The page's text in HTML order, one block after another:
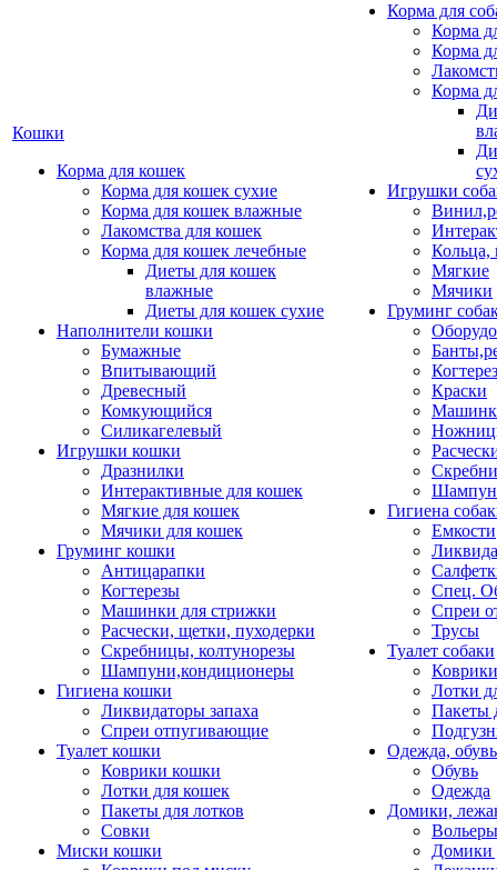
Кошки
Корма для кошек
Корма для кошек сухие
Корма для кошек влажные
Лакомства для кошек
Корма для кошек лечебные
Диеты для кошек
влажные
Диеты для кошек сухие
Наполнители кошки
Бумажные
Впитывающий
Древесный
Комкующийся
Силикагелевый
Игрушки кошки
Дразнилки
Интерактивные для кошек
Мягкие для кошек
Мячики для кошек
Груминг кошки
Антицарапки
Когтерезы
Машинки для стрижки
Расчески, щетки, пуходерки
Скребницы, колтунорезы
Шампуни,кондиционеры
Гигиена кошки
Ликвидаторы запаха
Спреи отпугивающие
Туалет кошки
Коврики кошки
Лотки для кошек
Пакеты для лотков
Совки
Миски кошки
Корма для
Корма
Корма
Корма
Игрушки
Кольца,
Мягкие
Мячики
Груминг
Краски
Гигиена
Емкости
Спец.
Спреи
Трусы
Туалет собаки
Коврики
Лотки
Пакеты
Одежда, обувь
Обувь
Одежда
Домики,
Домики